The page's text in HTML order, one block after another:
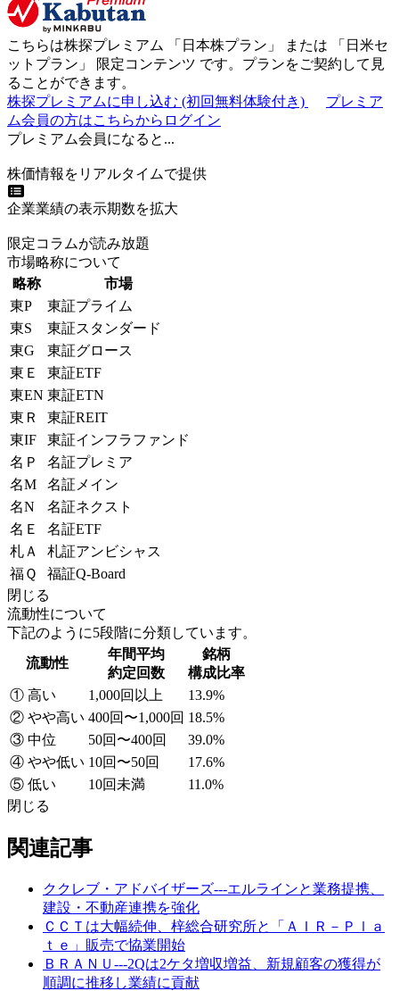
こちらは株探プレミアム 「 日本株プラン 」 または 「 日米セ
ットプラン 」 限定コンテンツ です。プランをご契約して見
ることができます。
株探プレミアムに申し込む (初回無料体験付き)
プレミア
ム会員の方はこちらからログイン
プレミアム会員になると...
株価情報をリアルタイムで提供
企業業績の表示期数を拡大
限定コラムが読み放題
市場略称について
略称
市場
東P
東証プライム
東S
東証スタンダード
東G
東証グロース
東Ｅ
東証ETF
東EN 東証ETN
東Ｒ
東証REIT
東IF
東証インフラファンド
名Ｐ
名証プレミア
名M
名証メイン
名N
名証ネクスト
名Ｅ
名証ETF
札Ａ
札証アンビシャス
福Ｑ
福証Q-Board
閉じる
流動性について
下記のように5段階に分類しています。
流動性
年間平均
約定回数
銘柄
構成比率
① 高い
1,000回以上
13.9%
② やや高い 400回〜1,000回 18.5%
③ 中位
50回〜400回
39.0%
④ やや低い 10回〜50回
17.6%
⑤ 低い
10回未満
11.0%
閉じる
関連記事
ククレブ・アドバイザーズ---エルラインと業務提携、
建設・不動産連携を強化
ＣＣＴは大幅続伸、梓総合研究所と「ＡＩＲ－Ｐｌａ
ｔｅ」販売で協業開始
ＢＲＡＮＵ---2Qは2ケタ増収増益、新規顧客の獲得が
順調に推移し業績に貢献